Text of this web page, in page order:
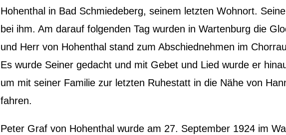
Hohenthal in Bad Schmiedeberg, seinem letzten Wohnort.
bei ihm. Am darauf folgenden Tag wurden in Wartenburg die
und Herr von Hohenthal stand zum Abschiednehmen im
Es wurde Seiner gedacht und mit Gebet und Lied wurde er
um mit seiner Familie zur letzten Ruhestatt in die Nähe von
fahren.
Peter Graf von Hohenthal wurde am 27. September 1924 im